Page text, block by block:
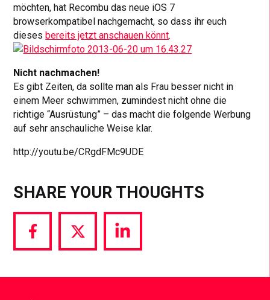
möchten, hat Recombu das neue iOS 7
browserkompatibel nachgemacht, so dass ihr euch
diesesbereits jetzt anschauen könnt.
Nicht nachmachen!
Es gibt Zeiten, da sollte man als Frau besser nicht in
einem Meer schwimmen, zumindest nicht ohne die
richtige “Ausrüstung” – das macht die folgende Werbung
auf sehr anschauliche Weise klar.
http://youtu.be/CRgdFMc9UDE
SHARE YOUR THOUGHTS
Share
via
Share
via
Share
via